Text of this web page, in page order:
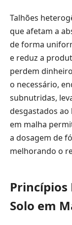
Talhões
que afetam a
de forma
e reduz a
perdem
o necessário,
subnutridas,
desgastados ao
em malha
a dosagem de
melhorando o
Princípios
Solo em